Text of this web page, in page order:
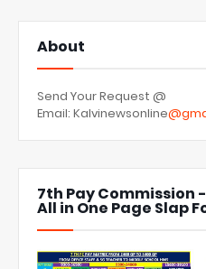
About
Send Your Request @
Email: Kalvinewsonline
7th Pay Commission
All in One Page Slap